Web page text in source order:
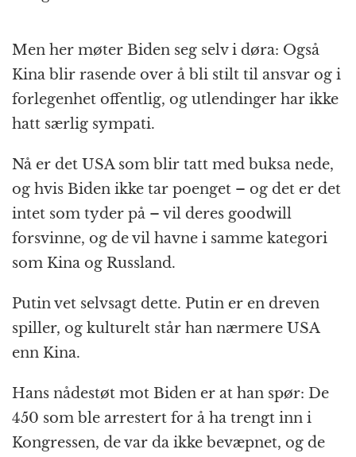
Men her møter Biden seg selv i døra: Også
Kina blir rasende over å bli stilt til ansvar og i
forlegenhet offentlig, og utlendinger har ikke
hatt særlig sympati.
Nå er det USA som blir tatt med buksa nede,
og hvis Biden ikke tar poenget – og det er det
intet som tyder på – vil deres goodwill
forsvinne, og de vil havne i samme kategori
som Kina og Russland.
Putin vet selvsagt dette. Putin er en dreven
spiller, og kulturelt står han nærmere USA
enn Kina.
Hans nådestøt mot Biden er at han spør: De
450 som ble arrestert for å ha trengt inn i
Kongressen, de var da ikke bevæpnet, og de